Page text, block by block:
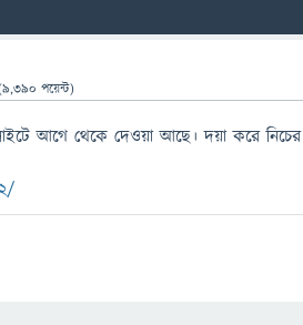
9,390 পয়েন্ট)
আগে থেকে দেওয়া আছে। দয়া করে নিচের